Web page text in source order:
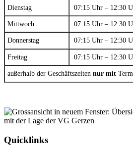
Dienstag 07:15 Uhr – 12:30
Mittwoch 07:15 Uhr – 12:30
Donnerstag 07:15 Uhr – 12:30
Freitag 07:15 Uhr – 12:30
außerhalb der Geschäftszeiten nur mit
Quicklinks